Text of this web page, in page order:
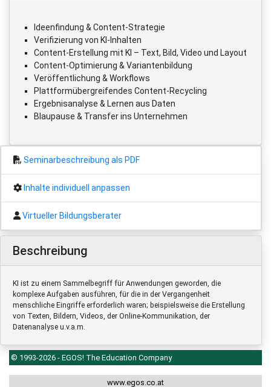
Ideenfindung & Content-Strategie
Verifizierung von KI-Inhalten
Content-Erstellung mit KI – Text, Bild, Video und Layout
Content-Optimierung & Variantenbildung
Veröffentlichung & Workflows
Plattformübergreifendes Content-Recycling
Ergebnisanalyse & Lernen aus Daten
Blaupause & Transfer ins Unternehmen
Seminarbeschreibung als PDF
Inhalte individuell anpassen
Virtueller Bildungsberater
Beschreibung
KI ist zu einem Sammelbegriff für Anwendungen geworden, die
komplexe Aufgaben ausführen, für die in der Vergangenheit
menschliche Eingriffe erforderlich waren; beispielsweise die Erstellung
von Texten, Bildern, Videos, der Online-Kommunikation, der
Datenanalyse u.v.a.m.
© 1993-2026 - EGOS! The Education Company
www.egos.co.at